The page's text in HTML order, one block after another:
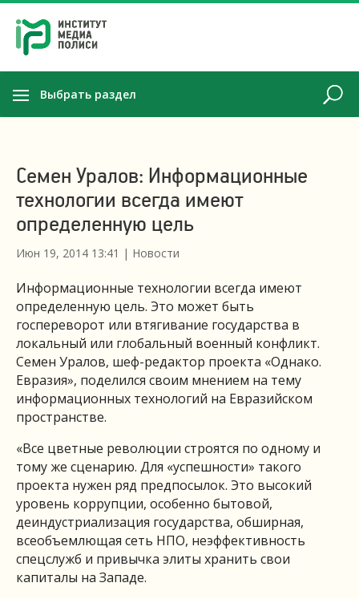
Выбрать раздел
Семен Уралов: Информационные
технологии всегда имеют
определенную цель
Июн 19, 2014 13:41 | Новости
Информационные технологии всегда имеют
определенную цель. Это может быть
госпереворот или втягивание государства в
локальный или глобальный военный конфликт.
Семен Уралов, шеф-редактор проекта «Однако.
Евразия», поделился своим мнением на тему
информационных технологий на Евразийском
пространстве.
«Все цветные революции строятся по одному и
тому же сценарию. Для «успешности» такого
проекта нужен ряд предпосылок. Это высокий
уровень коррупции, особенно бытовой,
деиндустриализация государства, обширная,
всеобъемлющая сеть НПО, неэффективность
спецслужб и привычка элиты хранить свои
капиталы на Западе.